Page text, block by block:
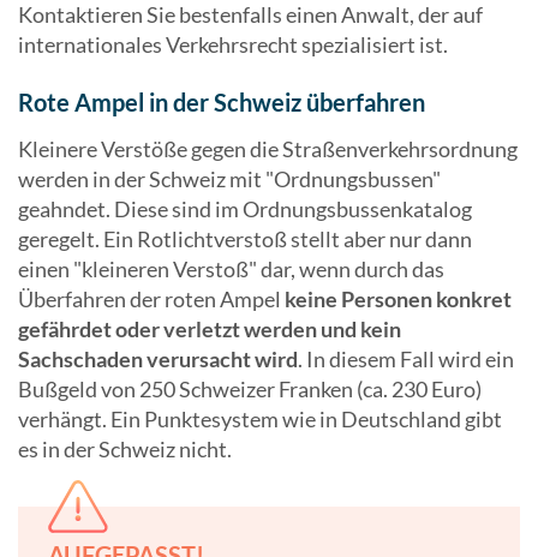
Kontaktieren Sie bestenfalls einen Anwalt, der auf
internationales Verkehrsrecht spezialisiert ist.
Rote Ampel in der Schweiz überfahren
Kleinere Verstöße gegen die Straßenverkehrsordnung
werden in der Schweiz mit "Ordnungsbussen"
geahndet. Diese sind im Ordnungsbussenkatalog
geregelt. Ein Rotlichtverstoß stellt aber nur dann
einen "kleineren Verstoß" dar, wenn durch das
Überfahren der roten Ampel keine Personen konkret
gefährdet oder verletzt werden und kein
Sachschaden verursacht wird. In diesem Fall wird ein
Bußgeld von 250 Schweizer Franken (ca. 230 Euro)
verhängt. Ein Punktesystem wie in Deutschland gibt
es in der Schweiz nicht.